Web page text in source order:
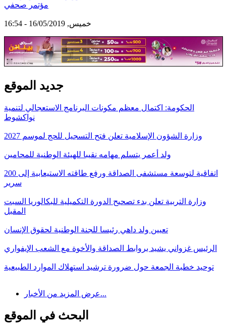
مؤتمر صحفي
خميس, 16/05/2019 - 16:54
جديد الموقع
الحكومة: اكتمال معظم مكونات البرنامج الاستعجالي لتنمية
نواكشوط
وزارة الشؤون الإسلامية تعلن فتح التسجيل للحج لموسم 2027
ولد أعمر يتسلم مهامه نقيبا للهيئة الوطنية للمحامين
اتفاقية لتوسعة مستشفى الصداقة ورفع طاقته الاستيعابية إلى 200
سرير
وزارة التربية تعلن بدء تصحيح الدورة التكميلية للبكالوريا السبت
المقبل
تعيين ولد داهي رئيسا للجنة الوطنية لحقوق الإنسان
الرئيس غزواني يشيد بروابط الصداقة والأخوة مع الشعب الإيفواري
توحيد خطبة الجمعة حول ضرورة ترشيد استهلاك الموارد الطبيعية
عرض المزيد من الأخبار...
البحث في الموقع